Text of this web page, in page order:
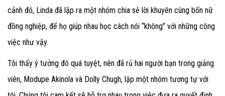
cảnh đó, Linda đã lập ra một nhóm chia sẻ lời khuyên cùng bốn nữ
đồng nghiệp, để họ giúp nhau học cách nói “không” với những công
việc như vậy.
Tôi thấy ý tưởng đó quá tuyệt, nên đã rủ hai người bạn trong giảng
viên, Modupe Akinola và Dolly Chugh, lập một nhóm tương tự với